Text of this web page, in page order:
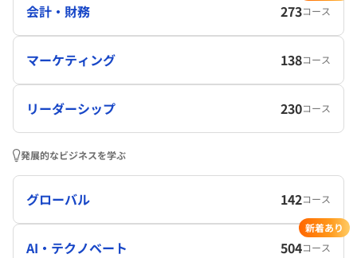
会計・財務 273コース
マーケティング 138コース
リーダーシップ 230コース
発展的なビジネスを学ぶ
グローバル 142コース
AI・テクノベート 504コース
新着あり